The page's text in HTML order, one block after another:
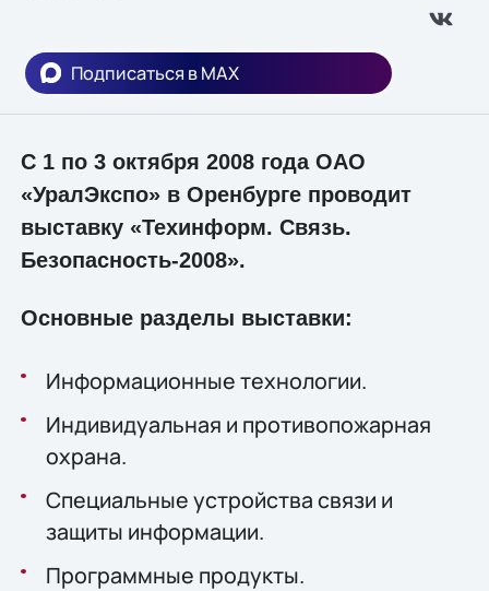
Подписаться в MAX
С 1 по 3 октября 2008 года ОАО
«УралЭкспо» в Оренбурге проводит
выставку «Техинформ. Связь.
Безопасность-2008».
Основные разделы выставки:
Информационные технологии.
Индивидуальная и противопожарная
охрана.
Специальные устройства связи и
защиты информации.
Программные продукты.